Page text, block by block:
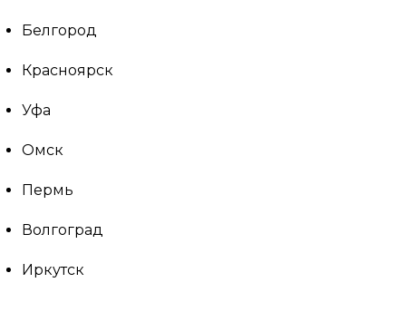
Белгород
Красноярск
Уфа
Омск
Пермь
Волгоград
Иркутск